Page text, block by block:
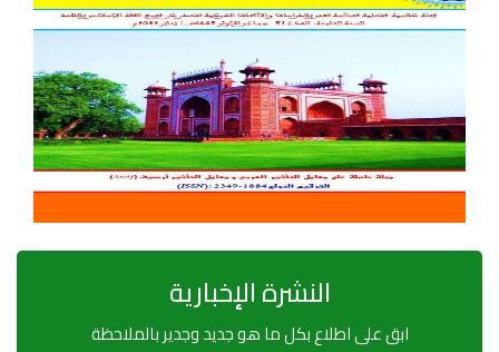
النشرة الإخبارية
ابق على اطلاع بكل ما هو جديد وجدير بالملاحظة